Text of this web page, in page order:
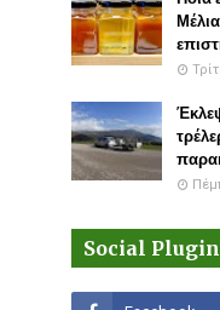
Social Plugin